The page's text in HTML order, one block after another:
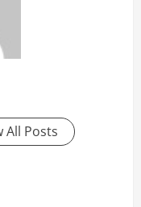
All Posts